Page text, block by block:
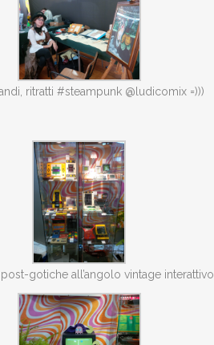
ritratti #steampunk @ludicomix =)))
gotiche all’angolo vintage interattivo